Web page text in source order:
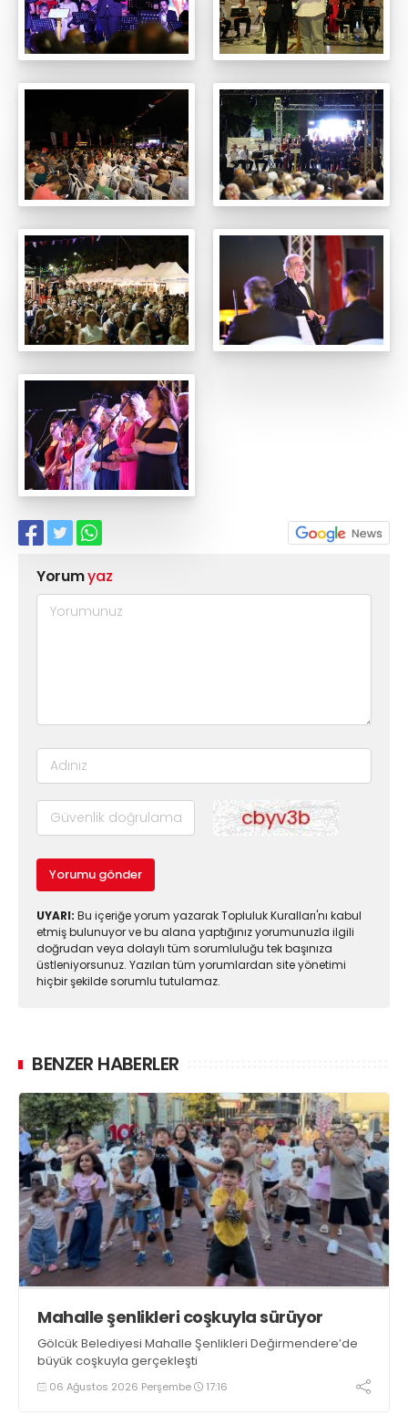
Yorumyaz
Yorumu gönder
UYARI: Bu içeriğe yorum yazarak Topluluk Kuralları'nı kabul
etmiş bulunuyor ve bu alana yaptığınız yorumunuzla ilgili
doğrudan veya dolaylı tüm sorumluluğu tek başınıza
üstleniyorsunuz. Yazılan tüm yorumlardan site yönetimi
hiçbir şekilde sorumlu tutulamaz.
BENZER HABERLER
Mahalle şenlikleri coşkuyla sürüyor
Gölcük Belediyesi Mahalle Şenlikleri Değirmendere’de
büyük coşkuyla gerçekleşti
06 Ağustos 2026 Perşembe 17:16